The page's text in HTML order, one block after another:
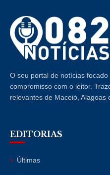
O seu portal de notícias
compromisso com o leitor.
relevantes de Maceió, Alagoas
EDITORIAS
Últimas